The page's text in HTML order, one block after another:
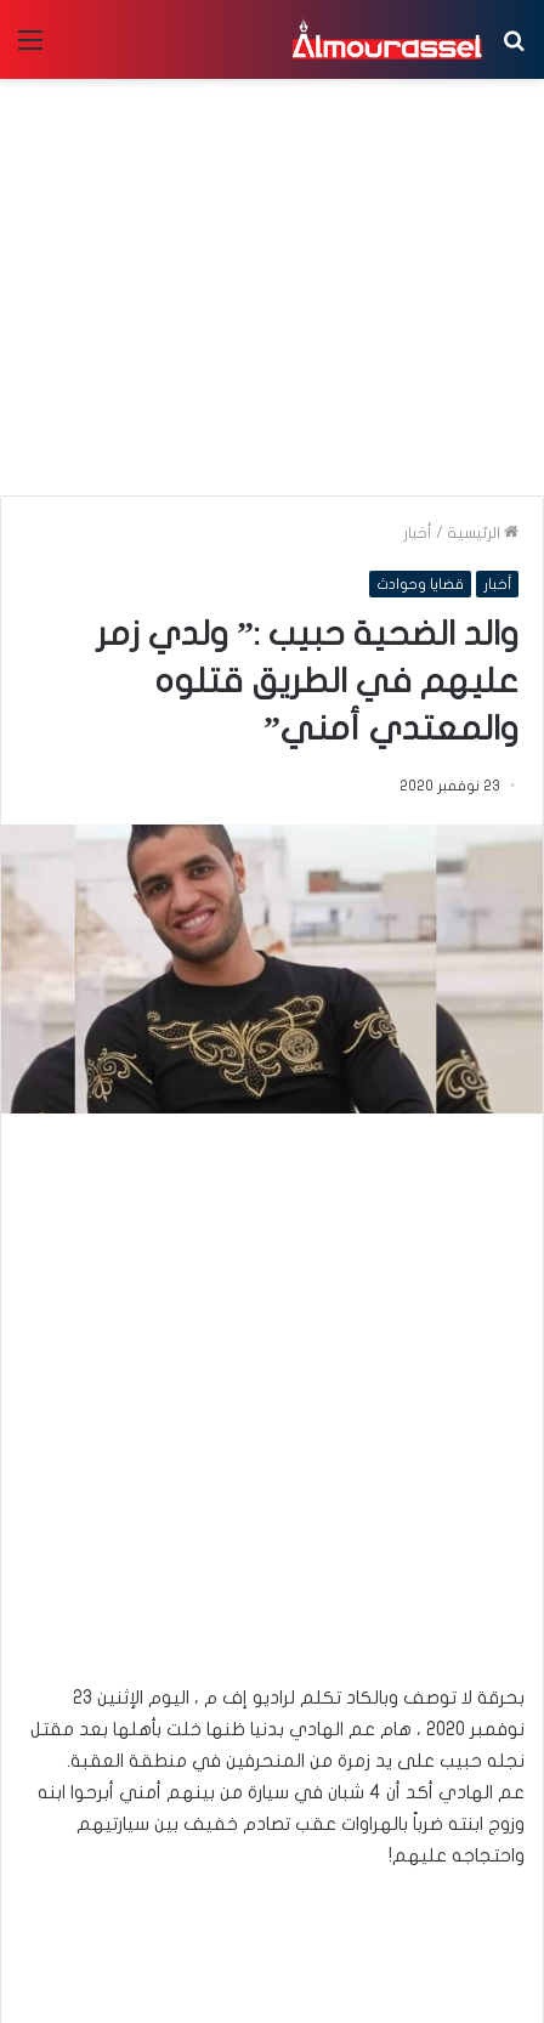
بحث
عن
الرئيسية / أخبار
أخبار قضايا وحوادث
والد الضحية حبيب :” ولدي زمر
عليهم في الطريق قتلوه
والمعتدي أمني”
23 نوفمبر 2020
بحرقة لا توصف وبالكاد تكلم لراديو إف م ، اليوم الإثنين 23
نوفمبر 2020 ، هام عم الهادي بدنيا ظنها خلت بأهلها بعد مقتل
نجله حبيب على يد زمرة من المنحرفين في منطقة العقبة.
عم الهادي أكد أن 4 شبان في سيارة من بينهم أمني أبرحوا ابنه
وزوج ابنته ضرباً بالهراوات عقب تصادم خفيف بين سيارتيهم
واحتجاجه عليهم!